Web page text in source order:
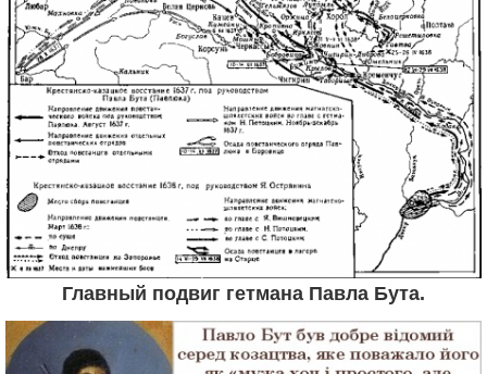
Главный подвиг гетмана Павла Бута.